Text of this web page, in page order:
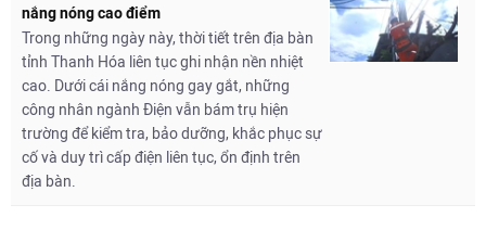
nắng nóng cao điểm
Trong những ngày này, thời tiết trên địa bàn
tỉnh Thanh Hóa liên tục ghi nhận nền nhiệt
cao. Dưới cái nắng nóng gay gắt, những
công nhân ngành Điện vẫn bám trụ hiện
trường để kiểm tra, bảo dưỡng, khắc phục sự
cố và duy trì cấp điện liên tục, ổn định trên
địa bàn.